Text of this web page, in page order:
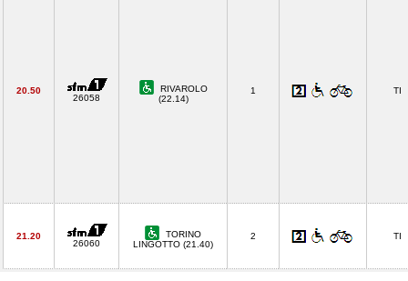
20.50
26058
RIVAROLO
(22.14)
1 TI
21.20
26060
TORINO
LINGOTTO (21.40)
2 TI